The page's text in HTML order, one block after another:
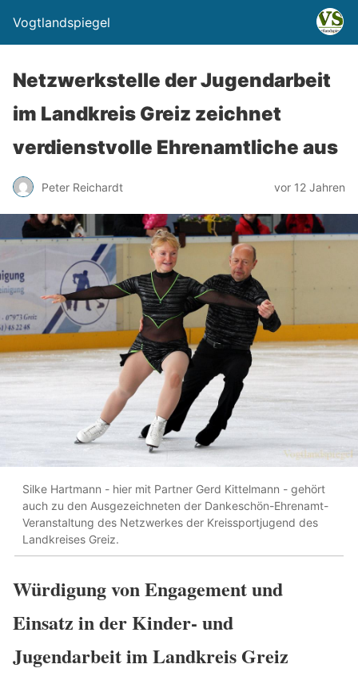
Vogtlandspiegel
Netzwerkstelle der Jugendarbeit
im Landkreis Greiz zeichnet
verdienstvolle Ehrenamtliche aus
Peter Reichardt vor 12 Jahren
Silke Hartmann - hier mit Partner Gerd Kittelmann - gehört
auch zu den Ausgezeichneten der Dankeschön-Ehrenamt-
Veranstaltung des Netzwerkes der Kreissportjugend des
Landkreises Greiz.
Würdigung von Engagement und
Einsatz in der Kinder- und
Jugendarbeit im Landkreis Greiz